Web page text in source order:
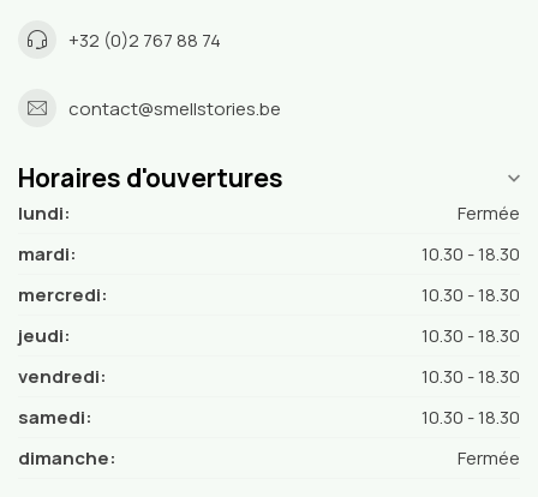
+32 (0)2 767 88 74
contact@smellstories.be
Horaires d'ouvertures
lundi:
Fermée
mardi:
10.30 - 18.30
mercredi:
10.30 - 18.30
jeudi:
10.30 - 18.30
vendredi:
10.30 - 18.30
samedi:
10.30 - 18.30
dimanche:
Fermée